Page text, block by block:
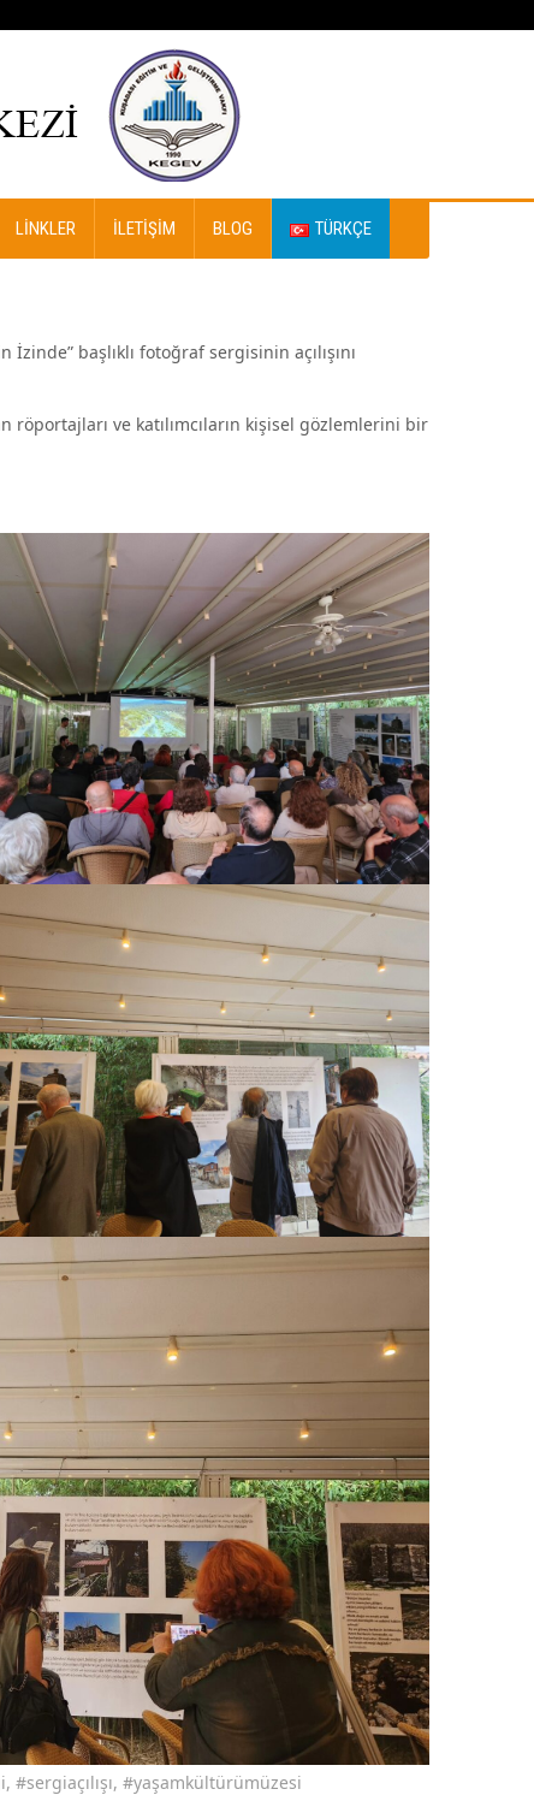
LINKLER İLETIŞIM BLOG TÜRKÇE
başlıklı fotoğraf sergisinin açılışını
röportajları ve katılımcıların kişisel gözlemlerini bir
, #sergiaçılışı, #yaşamkültürümüzesi